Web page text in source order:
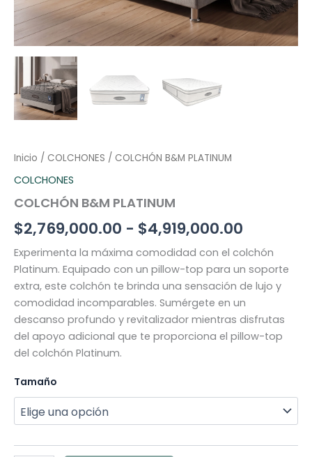
Inicio / COLCHONES / COLCHÓN B&M PLATINUM
COLCHONES
COLCHÓN B&M PLATINUM
$2,769,000.00 - $4,919,000.00
Experimenta la máxima comodidad con el colchón
Platinum. Equipado con un pillow-top para un soporte
extra, este colchón te brinda una sensación de lujo y
comodidad incomparables. Sumérgete en un
descanso profundo y revitalizador mientras disfrutas
del apoyo adicional que te proporciona el pillow-top
del colchón Platinum.
Tamaño